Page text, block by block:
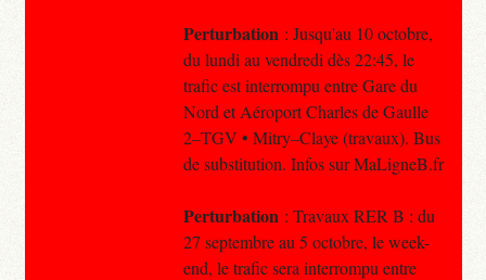
Perturbation : Jusqu'au 10 octobre,
du lundi au vendredi dès 22:45, le
trafic est interrompu entre Gare du
Nord et Aéroport Charles de Gaulle
2–TGV • Mitry–Claye (travaux). Bus
de substitution. Infos sur MaLigneB.fr
Perturbation : Travaux RER B : du
27 septembre au 5 octobre, le week-
end, le trafic sera interrompu entre